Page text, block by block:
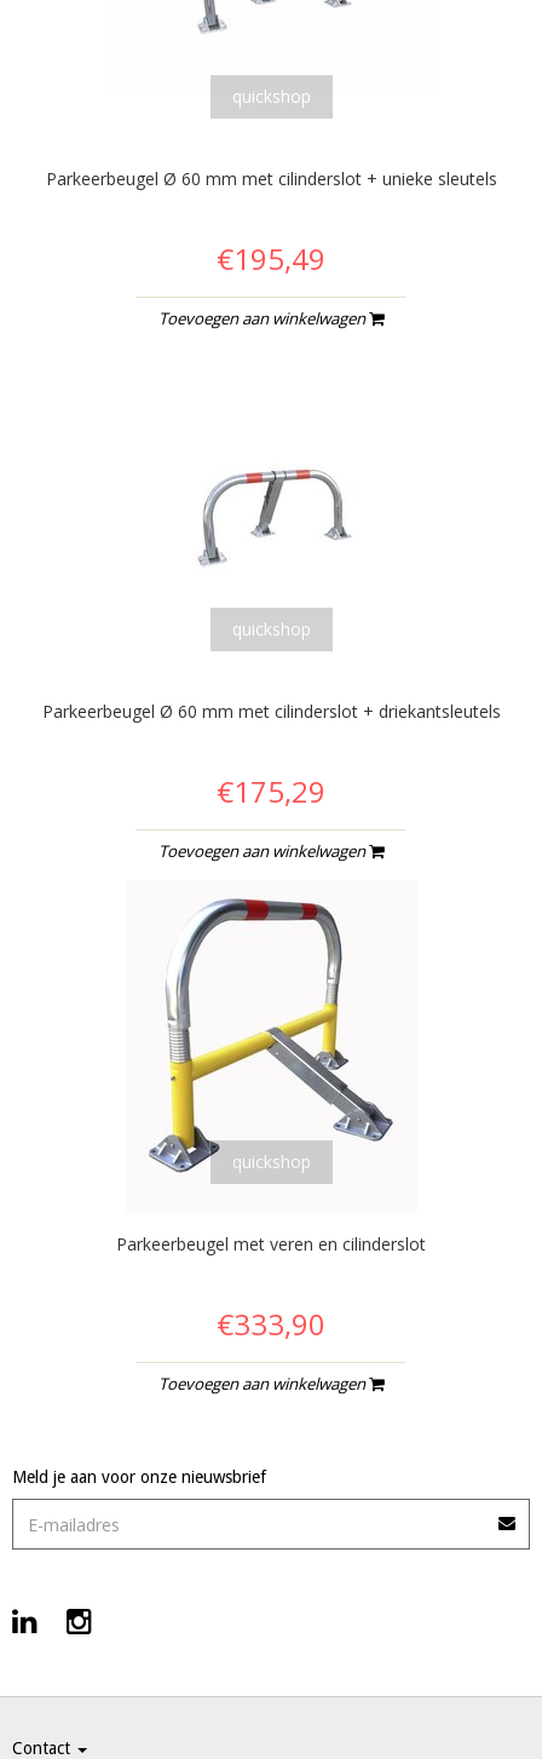
quickshop
Parkeerbeugel Ø 60 mm met cilinderslot + unieke sleutels
€195,49
Toevoegen aan winkelwagen
quickshop
Parkeerbeugel Ø 60 mm met cilinderslot + driekantsleutels
€175,29
Toevoegen aan winkelwagen
quickshop
Parkeerbeugel met veren en cilinderslot
€333,90
Toevoegen aan winkelwagen
Meld je aan voor onze nieuwsbrief
Contact